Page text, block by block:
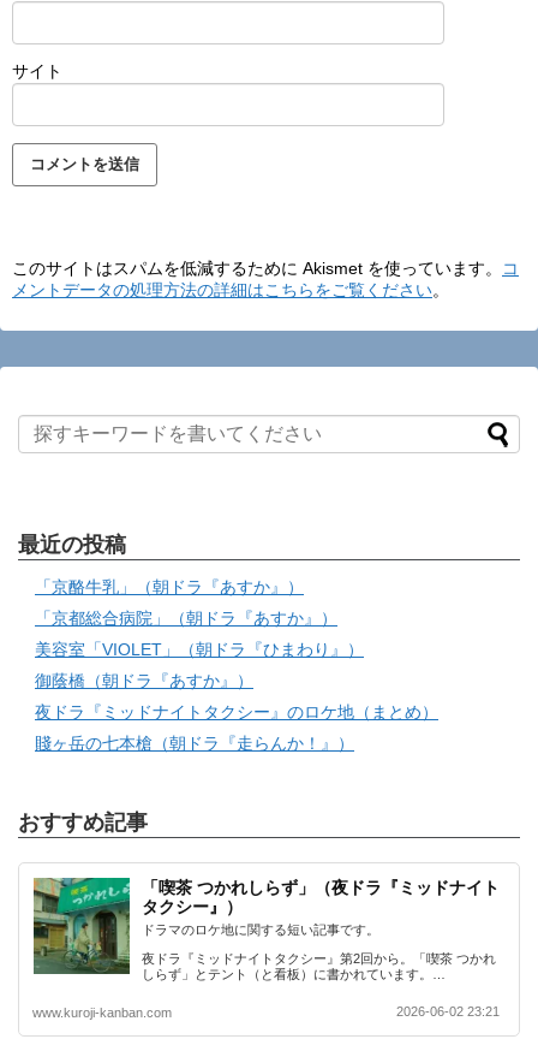
サイト
このサイトはスパムを低減するために Akismet を使っています。
コ
メントデータの処理方法の詳細はこちらをご覧ください。
最近の投稿
「京酪牛乳」（朝ドラ『あすか』）
「京都総合病院」（朝ドラ『あすか』）
美容室「VIOLET」（朝ドラ『ひまわり』）
御蔭橋（朝ドラ『あすか』）
夜ドラ『ミッドナイトタクシー』のロケ地（まとめ）
賤ヶ岳の七本槍（朝ドラ『走らんか！』）
おすすめ記事
「喫茶 つかれしらず」（夜ドラ『ミッドナイト
タクシー』）
ドラマのロケ地に関する短い記事です。
夜ドラ『ミッドナイトタクシー』第2回から。「喫茶 つかれ
しらず」とテント（と看板）に書かれています。…
www.kuroji-kanban.com 2026-06-02 23:21